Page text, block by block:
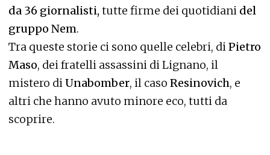
da 36 giornalisti, tutte firme dei quotidiani del
gruppo Nem.
Tra queste storie ci sono quelle celebri, di Pietro
Maso, dei fratelli assassini di Lignano, il
mistero di Unabomber, il caso Resinovich, e
altri che hanno avuto minore eco, tutti da
scoprire.